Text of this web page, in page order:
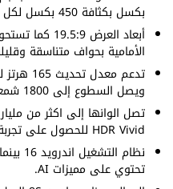
بكسل بكثافة 450 بكسل لكل بوصة.
الأمامية بحواف متناسقة
تدعم
ويصل السطوع إلى 1800 شمعة.
HDR Vivid للحصول على تجربة أفضل.
تحتوي على مميزات AI.